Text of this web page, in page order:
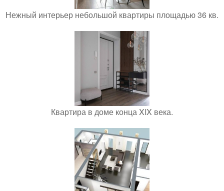
Нежный интерьер небольшой квартиры площадью 36 кв.
Квартира в доме конца XIX века.